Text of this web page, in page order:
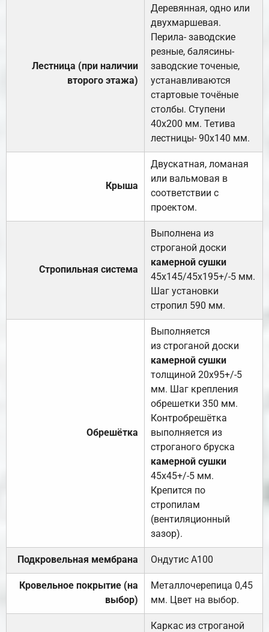
Лестница (при наличии
второго этажа)
Деревянная, одно или
двухмаршевая.
Перила- заводские
резные, балясины-
заводские точеные,
устанавливаются
стартовые точёные
столбы. Ступени
40х200 мм. Тетива
лестницы- 90х140 мм.
Крыша
Двускатная, ломаная
или вальмовая в
соответствии с
проектом.
Стропильная система
Выполнена из
строганой доски
камерной сушки
45х145/45х195+/-5 мм.
Шаг установки
стропил 590 мм.
Обрешётка
Выполняется
из строганой доски
камерной сушки
толщиной 20х95+/-5
мм. Шаг крепления
обрешетки 350 мм.
Контробрешётка
выполняется из
строганого бруска
камерной сушки
45х45+/-5 мм.
Крепится по
стропилам
(вентиляционный
зазор).
Подкровельная мембрана Ондутис А100
Кровельное покрытие (на
выбор)
Металлочерепица 0,45
мм. Цвет на выбор.
Каркас из строганой